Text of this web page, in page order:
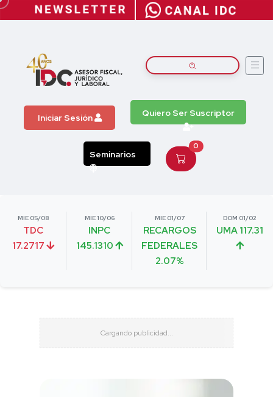
Iniciar Sesión Quiero Ser Suscriptor
Seminarios
0
MIE 05/08
TDC
17.2717
MIE 10/06
INPC
145.1310
MIE 01/07
RECARGOS
FEDERALES
2.07%
DOM 01/02
UMA 117.31